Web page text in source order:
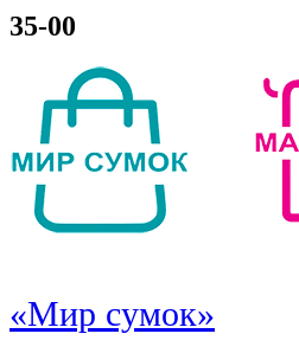
35-00
«Мир сумок»